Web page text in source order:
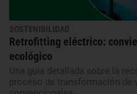
SOSTENIBILIDAD
Retrofitting eléctrico:
ecológico
Una guía detallada sobre la
proceso de transformación de